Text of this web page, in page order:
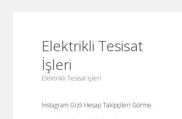
Elektrikli Tesisat
İşleri
Elektrikli Tesisat İşleri
Instagram Gizli Hesap Takipçileri Görme